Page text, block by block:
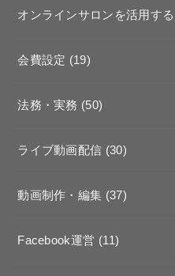
オンラインサロンを活用する
会費設定 (19)
法務・実務 (50)
ライブ動画配信 (30)
動画制作・編集 (37)
Facebook運営 (11)